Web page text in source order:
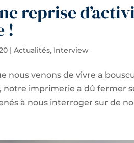
reprise
!
|Actualités, Interview
nous venons de vivre a
notre imprimerie a dû fermer
à nous interroger sur de